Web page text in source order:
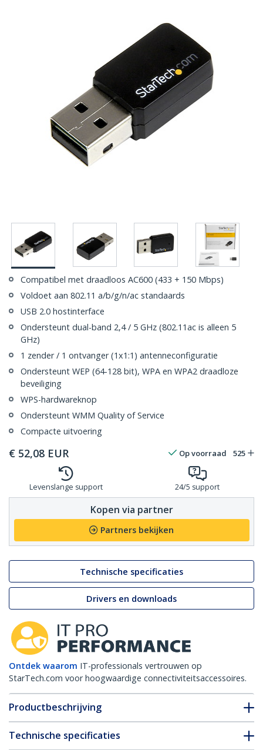
Compatibel met draadloos AC600 (433 + 150 Mbps)
Voldoet aan 802.11 a/b/g/n/ac standaards
USB 2.0 hostinterface
Ondersteunt dual-band 2,4 / 5 GHz (802.11ac is alleen 5
GHz)
1 zender / 1 ontvanger (1x1:1) antenneconfiguratie
Ondersteunt WEP (64-128 bit), WPA en WPA2 draadloze
beveiliging
WPS-hardwareknop
Ondersteunt WMM Quality of Service
Compacte uitvoering
€ 52,08 EUR Op voorraad 525
Levenslange support 24/5 support
Kopen via partner
Partners bekijken
Technische specificaties
Drivers en downloads
Ontdek waarom IT-professionals vertrouwen op
StarTech.com voor hoogwaardige connectiviteitsaccessoires.
Productbeschrijving
Technische specificaties